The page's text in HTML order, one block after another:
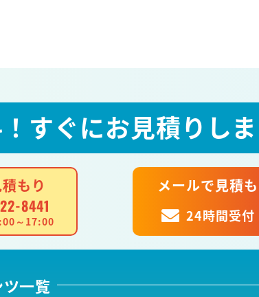
すぐにお見積りし
もり
8441
～17:00
メールで見積
24時間受付
一覧